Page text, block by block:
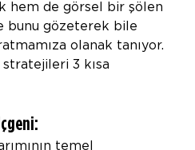
hem de görsel bir şölen
bunu gözeterek bile
olanak tanıyor.
3 kısa
temel